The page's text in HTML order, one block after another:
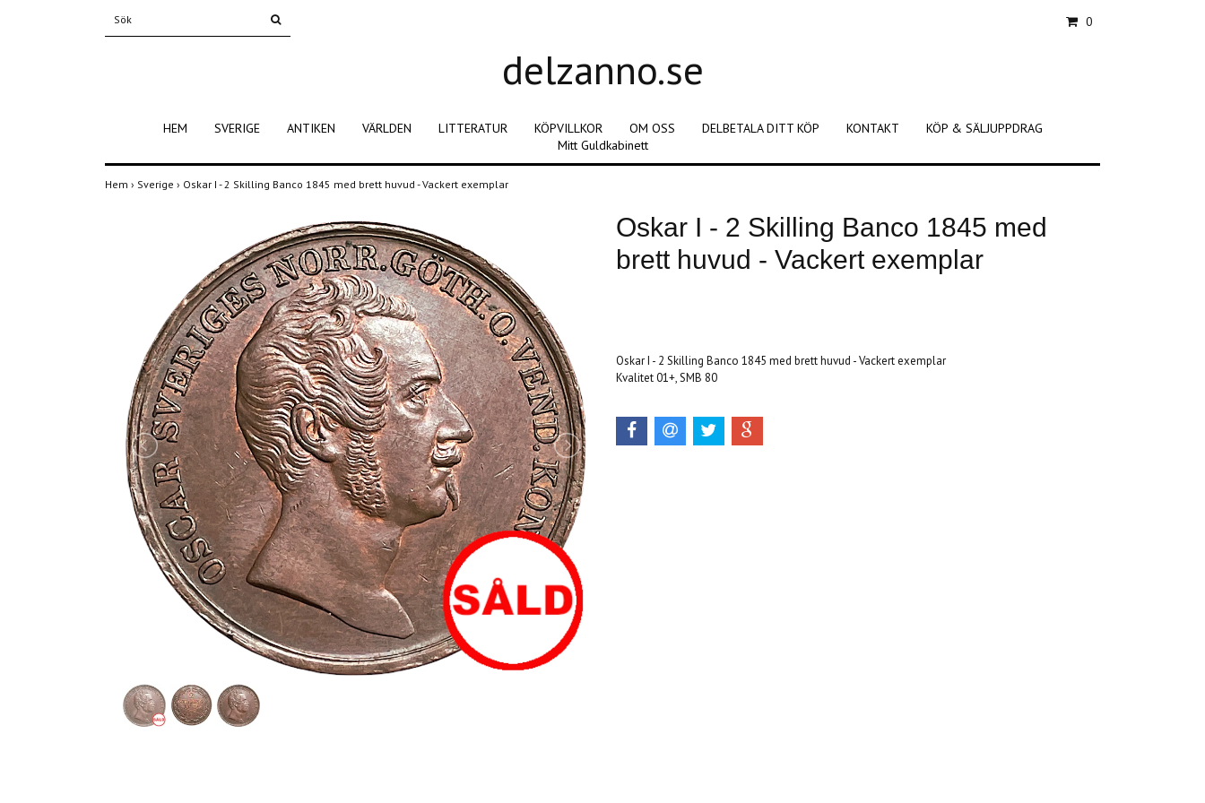
0
delzanno.se
HEM SVERIGE ANTIKEN VÄRLDEN LITTERATUR KÖPVILLKOR OM OSS DELBETALA DITT KÖP KONTAKT
KÖP & SÄLJUPPDRAG
Mitt Guldkabinett
Hem › Sverige › Oskar I - 2 Skilling Banco 1845 med brett huvud - Vackert exemplar
Oskar I - 2 Skilling Banco 1845 med
brett huvud - Vackert exemplar
Oskar I - 2 Skilling Banco 1845 med brett huvud - Vackert exemplar
Kvalitet 01+, SMB 80